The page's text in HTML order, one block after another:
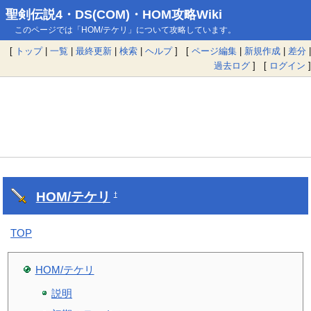
聖剣伝説4・DS(COM)・HOM攻略Wiki
このページでは「HOM/テケリ」について攻略しています。
[ トップ| 一覧 | 最終更新 | 検索 | ヘルプ] [ ページ編集 | 新規作成 | 差分 |
過去ログ ] [ ログイン ]
HOM/テケリ †
TOP
HOM/テケリ
説明